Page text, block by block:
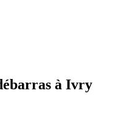
à Ivry